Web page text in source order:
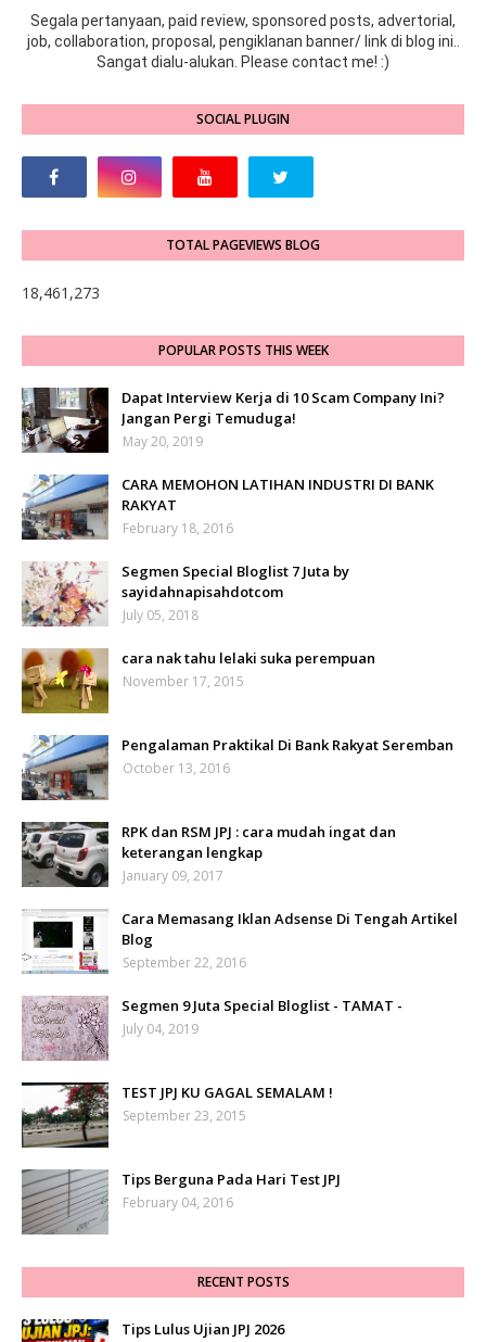
Segala pertanyaan, paid review, sponsored posts, advertorial,
job, collaboration, proposal, pengiklanan banner/ link di blog ini..
Sangat dialu-alukan. Please contact me! :)
SOCIAL PLUGIN
TOTAL PAGEVIEWS BLOG
18,461,273
POPULAR POSTS THIS WEEK
Dapat Interview Kerja di 10 Scam Company Ini?
Jangan Pergi Temuduga!
May 20, 2019
CARA MEMOHON LATIHAN INDUSTRI DI BANK
RAKYAT
February 18, 2016
Segmen Special Bloglist 7 Juta by
sayidahnapisahdotcom
July 05, 2018
cara nak tahu lelaki suka perempuan
November 17, 2015
Pengalaman Praktikal Di Bank Rakyat Seremban
October 13, 2016
RPK dan RSM JPJ : cara mudah ingat dan
keterangan lengkap
January 09, 2017
Cara Memasang Iklan Adsense Di Tengah Artikel
Blog
September 22, 2016
Segmen 9 Juta Special Bloglist - TAMAT -
July 04, 2019
TEST JPJ KU GAGAL SEMALAM !
September 23, 2015
Tips Berguna Pada Hari Test JPJ
February 04, 2016
RECENT POSTS
Tips Lulus Ujian JPJ 2026